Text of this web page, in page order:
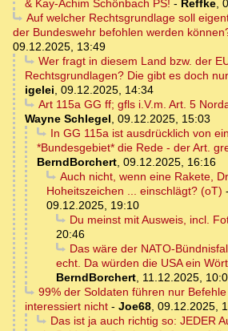
& Kay-Achim Schönbach PS! - Reffke,
Auf welcher Rechtsgrundlage soll
der Bundeswehr befohlen werden
09.12.2025, 13:49
Wer fragt in diesem Land bzw. der
Rechtsgrundlagen? Die gibt es doch
igelei, 09.12.2025, 14:34
Art 115a GG ff; gfls i.V.m. Art. 5
Wayne Schlegel, 09.12.2025, 15:03
In GG 115a ist ausdrücklich von
*Bundesgebiet* die Rede - der Art.
BerndBorchert, 09.12.2025, 16:16
Auch nicht, wenn eine Rakete,
Hoheitszeichen ... einschlägt? (oT) -
09.12.2025, 19:10
Du meinst mit Ausweis, incl.
20:46
Das wäre der NATO-
echt. Da würden die USA ein
BerndBorchert, 11.12.2025,
99% der Soldaten führen nur
interessiert nicht - Joe68, 09.12.2025,
Das ist ja auch richtig so: JEDER